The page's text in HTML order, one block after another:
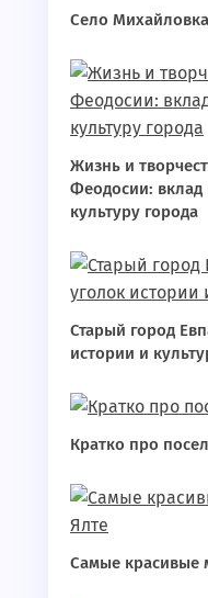
Село
Жизнь и
Феодосии: вклад
культуру города
Старый город
истории и
Кратко про
Самые красивые